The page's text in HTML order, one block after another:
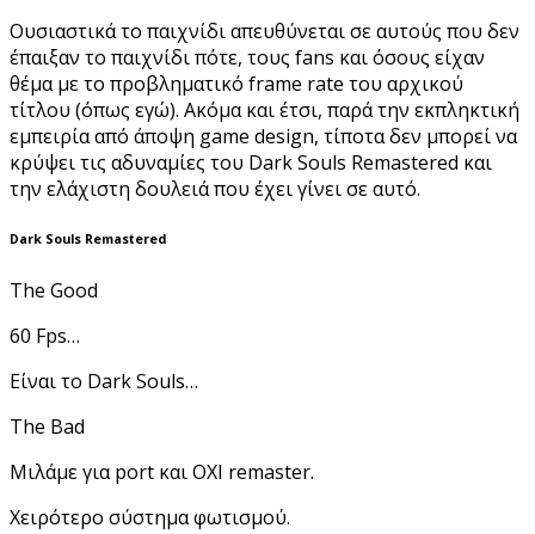
Ουσιαστικά το παιχνίδι απευθύνεται σε αυτούς που δεν
έπαιξαν το παιχνίδι πότε, τους fans και όσους είχαν
θέμα με το προβληματικό frame rate του αρχικού
τίτλου (όπως εγώ). Ακόμα και έτσι, παρά την εκπληκτική
εμπειρία από άποψη game design, τίποτα δεν μπορεί να
κρύψει τις αδυναμίες του Dark Souls Remastered και
την ελάχιστη δουλειά που έχει γίνει σε αυτό.
Dark Souls Remastered
The Good
60 Fps…
Είναι το Dark Souls…
The Bad
Μιλάμε για port και ΟΧΙ remaster.
Χειρότερο σύστημα φωτισμού.